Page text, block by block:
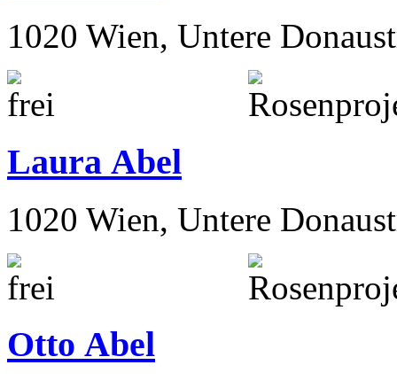
1020 Wien, Untere
Laura Abel
1020 Wien, Untere
Otto Abel